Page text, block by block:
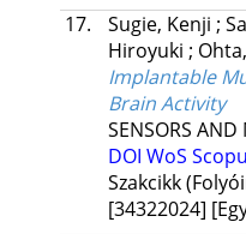
17.
Sugie, Kenji ;
Hiroyuki ;
Implantable
Brain Activity
SENSORS AND
DOI WoS
Szakcikk
[34322024]